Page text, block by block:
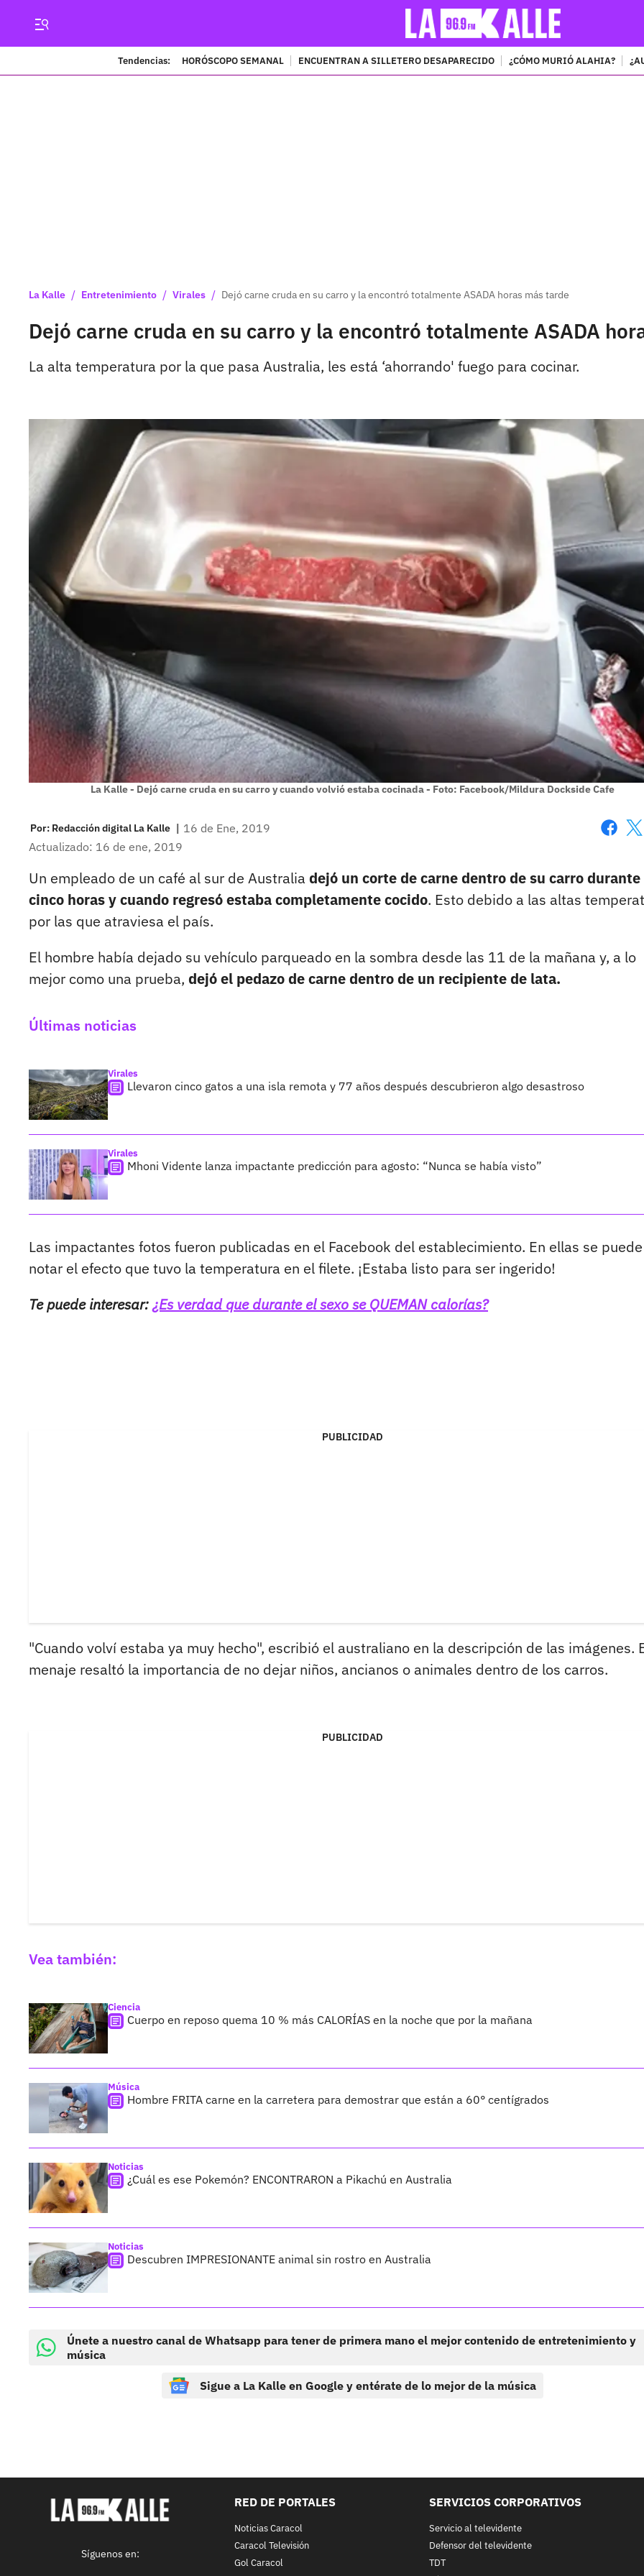
Tendencias: HORÓSCOPO SEMANAL ENCUENTRAN A SILLETERO DESAPARECIDO ¿CÓMO MURIÓ ALAHIA?
La Kalle / Entretenimiento / Virales / Dejó carne cruda en su carro y la encontró totalmente ASADA horas más tarde
Dejó carne cruda en su carro y la encontró totalmente ASADA
La alta temperatura por la que pasa Australia, les está ‘ahorrando' fuego para cocinar.
La Kalle - Dejó carne cruda en su carro y cuando volvió estaba cocinada - Foto: Facebook/Mildura Dockside Cafe
Por: Redacción digital La Kalle | 16 de Ene, 2019
Actualizado: 16 de ene, 2019
Un empleado de un café al sur de Australia dejó un corte de carne dentro de su carro durante
cinco horas y cuando regresó estaba completamente cocido. Esto debido a las altas
por las que atraviesa el país.
El hombre había dejado su vehículo parqueado en la sombra desde las 11 de la mañana y, a lo
mejor como una prueba, dejó el pedazo de carne dentro de un recipiente de lata.
Últimas noticias
Virales
Llevaron cinco gatos a una isla remota y 77 años después descubrieron algo desastroso
Virales
Mhoni Vidente lanza impactante predicción para agosto: “Nunca se había visto”
Las impactantes fotos fueron publicadas en el Facebook del establecimiento. En ellas se puede
notar el efecto que tuvo la temperatura en el filete. ¡Estaba listo para ser ingerido!
Te puede interesar:¿Es verdad que durante el sexo se QUEMAN calorías?
PUBLICIDAD
"Cuando volví estaba ya muy hecho", escribió el australiano en la descripción de las imágenes.
menaje resaltó la importancia de no dejar niños, ancianos o animales dentro de los carros.
PUBLICIDAD
Vea también:
Ciencia
Cuerpo en reposo quema 10 % más CALORÍAS en la noche que por la mañana
Música
Hombre FRITA carne en la carretera para demostrar que están a 60° centígrados
Noticias
¿Cuál es ese Pokemón? ENCONTRARON a Pikachú en Australia
Noticias
Descubren IMPRESIONANTE animal sin rostro en Australia
Únete a nuestro canal de Whatsapp para tener de primera mano el mejor contenido de entretenimiento y
música
Sigue a La Kalle en Google y entérate de lo mejor de la música
Síguenos en:
RED DE PORTALES
Noticias Caracol
Caracol Televisión
Gol Caracol
SERVICIOS CORPORATIVOS
Servicio al televidente
Defensor del televidente
TDT